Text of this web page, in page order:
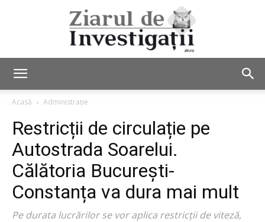
de
Investigații
Acasă Administrație
Restricții de circulație pe
Autostrada Soarelui.
Călătoria București-
Constanța va dura mai mult
Pe durata lucrărilor se vor aplica restricții de viteză,